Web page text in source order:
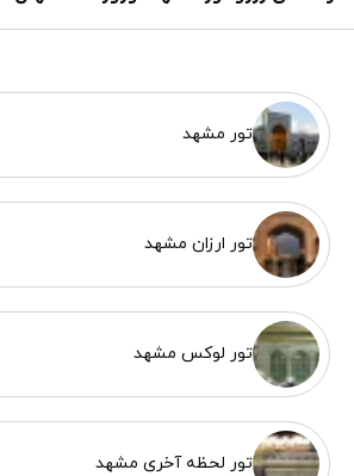
تور مشهد
تور ارزان مشهد
تور لوکس مشهد
تور لحظه آخری مشهد